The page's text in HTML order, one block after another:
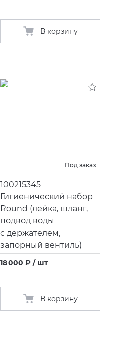
В корзину
Под заказ
100215345
Гигиенический набор
Round (лейка, шланг,
подвод воды
с держателем,
запорный вентиль)
18 000 ₽ / шт
В корзину